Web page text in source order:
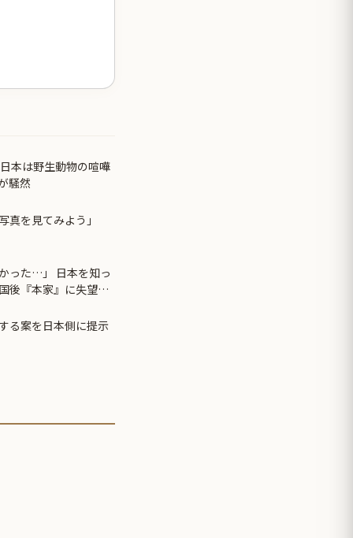
本は野生動物の喧嘩
騒然
真を見てみよう」
った…」 日本を知っ
後『本家』に失望す
る案を日本側に提示